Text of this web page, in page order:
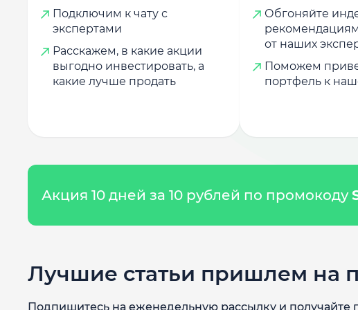
Подключим к чату с
экспертами
Расскажем, в какие акции
выгодно инвестировать, а
какие лучше продать
Обгоняйте
от наших
Поможем
портфель к
Акция 10 дней за 10 рублей по промокоду
Лучшие статьи пришлем на
Подпишитесь на еженедельную рассылку и получайте